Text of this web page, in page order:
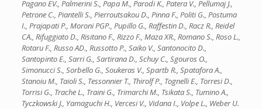
Pagano EV., Palmerini S., Papa M., Parodi K., Patera V., Pellumaj J.,
Petrone C., Piantelli S., Pierroutsakou D., Pinna F., Politi G., Postuma
I., Prajapati P., Moroni PGP., Pupillo G., Raffestin D., Racz R., Reidel
CA., Rifuggiato D., Risitano F., Rizzo F., Maza XR., Romano S., Roso L.,
Rotaru F., Russo AD., Russotto P., Saiko V., Santonocito D.,
Santopinto E., Sarri G., Sartirana D., Schuy C., Sgouros O.,
Simonucci S., Sorbello G., Soukeras V., Spartb R., Spatafora A.,
Stanoiu M., Taioli S., Tessonnier T., Thirolf P., Tognelli E., Torresi D.,
Torrisi G., Trache L., Traini G., Trimarchi M., Tsikata S., Tumino A.,
Tyczkowski J., Yamaguchi H., Vercesi V., Vidana I., Volpe L., Weber U.